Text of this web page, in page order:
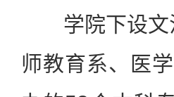
学院下设文
师教育系、医